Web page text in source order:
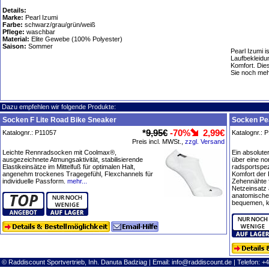
Details:
Marke: Pearl Izumi
Farbe: schwarz/grau/grün/weiß
Pflege: waschbar
Material: Elite Gewebe (100% Polyester)
Saison: Sommer
Pearl Izumi
Komfort.
Sie noch
Dazu empfehlen wir folgende Produkte:
Socken F Lite Road Bike Sneaker
Katalognr.: P11057 *9,95€ -70% 2,99€
Preis incl. MWSt., zzgl. Versand
Leichte Rennradsocken mit Coolmax®,
ausgezeichnete Atmungsaktivität, stabilisierende
Elastikeinsätze im Mittelfuß für optimalen Halt,
angenehm trockenes Tragegefühl, Flexchannels für
individuelle Passform. mehr...
Socken
Katalognr.:
Ein
über eine
Komfort der
Zehennähte
Netzeinsatz
bequemen,
© Raddiscount Sportvertrieb, Inh. Danuta Badziag | Email: info@raddiscount.de | Telefon: